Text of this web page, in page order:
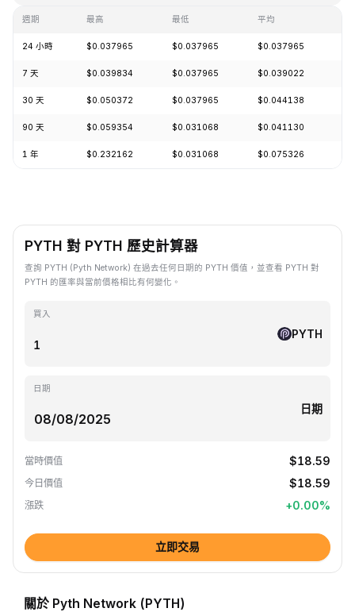
週期 最高 最低 平均
24 小時 $0.037965 $0.037965 $0.037965
7 天 $0.039834 $0.037965 $0.039022
30 天 $0.050372 $0.037965 $0.044138
90 天 $0.059354 $0.031068 $0.041130
1 年 $0.232162 $0.031068 $0.075326
PYTH 對 PYTH 歷史計算器
查詢 PYTH (Pyth Network) 在過去任何日期的 PYTH 價值，並查看 PYTH 對
PYTH 的匯率與當前價格相比有何變化。
買入
PYTH
日期
日期
當時價值 $18.59
今日價值 $18.59
漲跌 +0.00%
立即交易
關於 Pyth Network (PYTH)